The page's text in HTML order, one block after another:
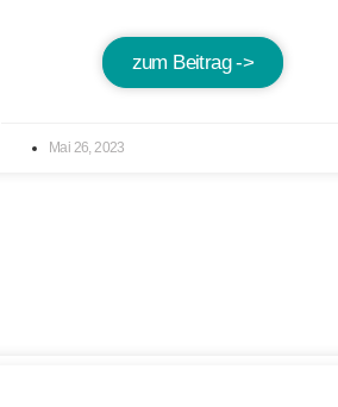
zum Beitrag ->
Mai 26, 2023